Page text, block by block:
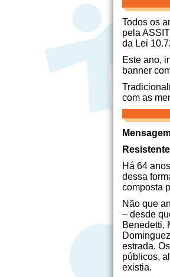
Todos os
pela
da Lei
Este ano,
banner
com as
Há 64
dessa
composta
Não que
– desde
Benedetti,
estrada.
públicos,
existia.